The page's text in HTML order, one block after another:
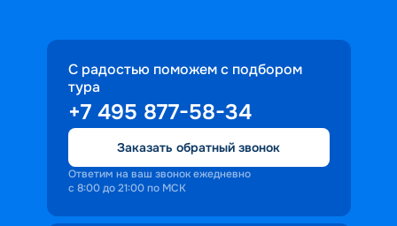
С радостью поможем с подбором
тура
+7 495 877-58-34
Заказать обратный звонок
Ответим на ваш звонок ежедневно
с 8:00 до 21:00 по МСК